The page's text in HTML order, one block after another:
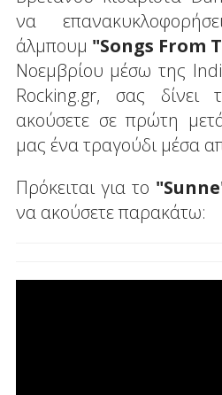
να
άλμπουμ "Songs From
Νοεμβρίου μέσω της
Rocking.gr, σας δίνει
ακούσετε σε πρώτη
μας ένα τραγούδι μέσα
Πρόκειται για το
να ακούσετε παρακάτω: